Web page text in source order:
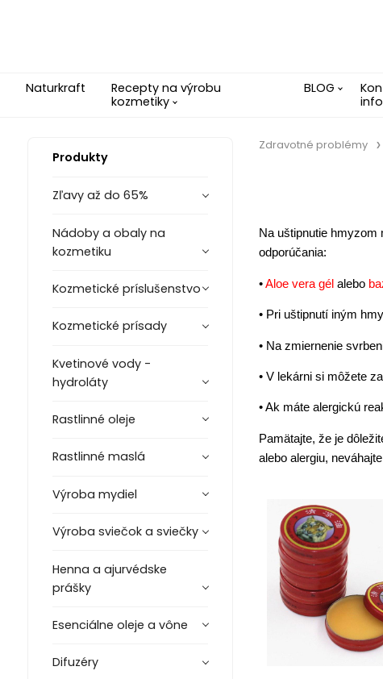
Naturkraft
Recepty na výrobu
kozmetiky
BLOG
Produkty
Zľavy až do 65%
Nádoby a obaly na
kozmetiku
Kozmetické príslušenstvo
Kozmetické prísady
Kvetinové vody -
hydroláty
Rastlinné oleje
Rastlinné maslá
Výroba mydiel
Výroba sviečok a sviečky
Henna a ajurvédske
prášky
Esenciálne oleje a vône
Difuzéry
Zdravotné problémy
Na uštipnutie hmyzom
odporúčania:
•Aloe vera gélalebo
• Pri uštipnutí iným
• Na zmiernenie
• V lekárni si môžete
• Ak máte alergickú
Pamätajte, že je
alebo alergiu,